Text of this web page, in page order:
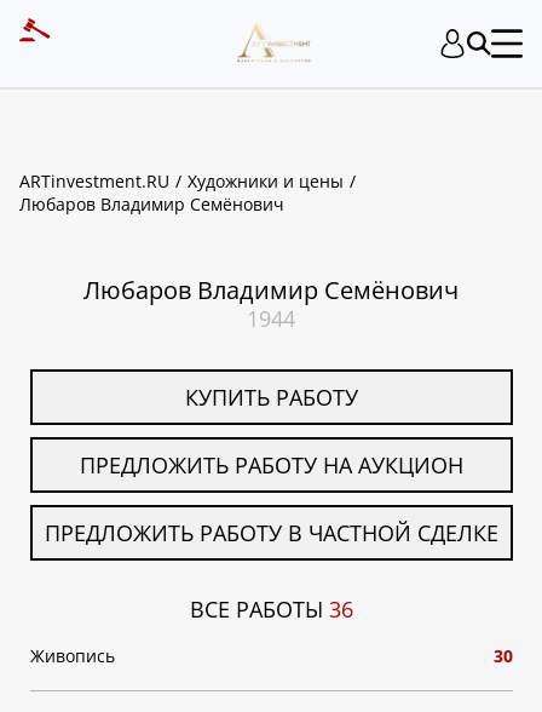
ARTinvestment.RU
Художники и цены
Любаров Владимир Семёнович
Любаров Владимир Семёнович
1944
КУПИТЬ РАБОТУ
ПРЕДЛОЖИТЬ РАБОТУ НА АУКЦИОН
ПРЕДЛОЖИТЬ РАБОТУ В ЧАСТНОЙ СДЕЛКЕ
ВСЕ РАБОТЫ 36
Живопись 30